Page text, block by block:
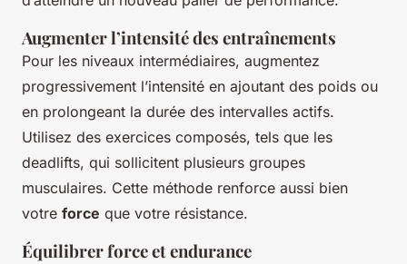
Augmenter l’intensité des entraînements
Pour les niveaux intermédiaires, augmentez
progressivement l’intensité en ajoutant des poids ou
en prolongeant la durée des intervalles actifs.
Utilisez des exercices composés, tels que les
deadlifts, qui sollicitent plusieurs groupes
musculaires. Cette méthode renforce aussi bien
votre force que votre résistance.
Équilibrer force et endurance